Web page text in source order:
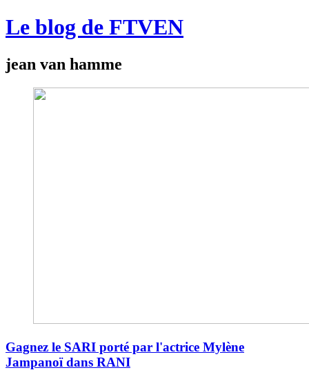
Le blog de FTVEN
jean van hamme
Gagnez le SARI porté par l'actrice Mylène
Jampanoï dans RANI